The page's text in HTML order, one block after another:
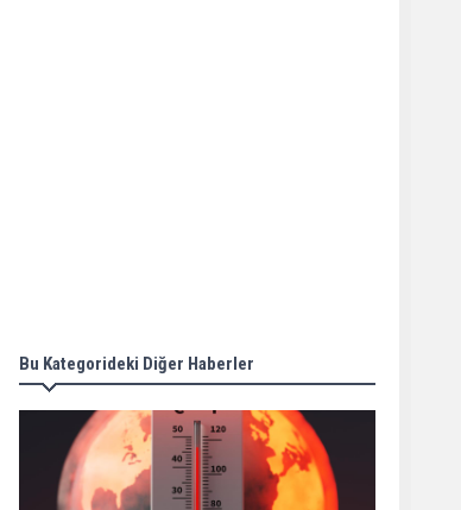
Bu Kategorideki Diğer Haberler